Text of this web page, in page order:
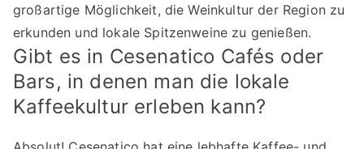
großartige Möglichkeit, die Weinkultur der Region zu
erkunden und lokale Spitzenweine zu genießen.
Gibt es in Cesenatico Cafés oder
Bars, in denen man die lokale
Kaffeekultur erleben kann?